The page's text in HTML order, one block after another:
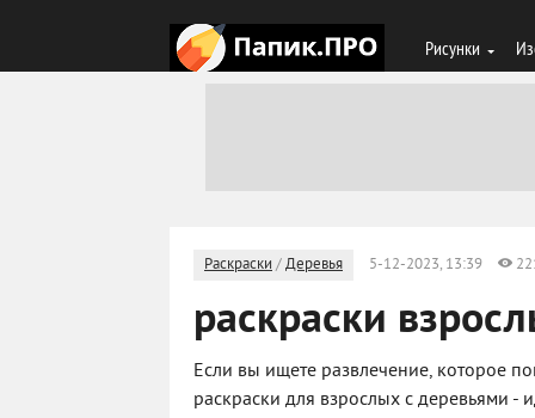
Рисунки
Раскраски /Деревья 5-12-2023, 13:39
раскраски
Если вы ищете развлечение, которое
раскраски для взрослых с деревьями -